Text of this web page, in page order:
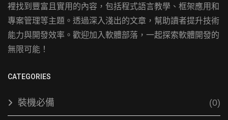
裡找到豐富且實用的內容，包括程式語言教學、框架應用和
專案管理等主題。透過深入淺出的文章，幫助讀者提升技術
能力與開發效率。歡迎加入軟體部落，一起探索軟體開發的
無限可能！
CATEGORIES
裝機必備 (0)